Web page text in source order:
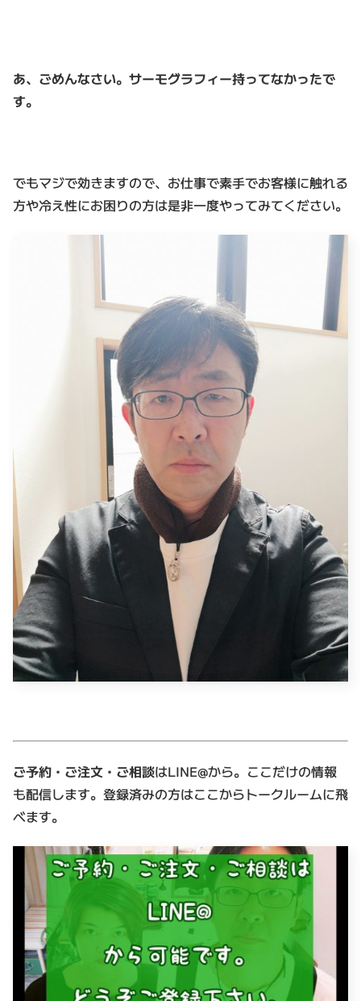
あ、ごめんなさい。サーモグラフィー持ってなかったで
す。
でもマジで効きますので、お仕事で素手でお客様に触れる
方や冷え性にお困りの方は是非一度やってみてください。
ご予約・ご注文・ご相談はLINE@から。ここだけの情報
も配信します。登録済みの方はここからトークルームに飛
べます。